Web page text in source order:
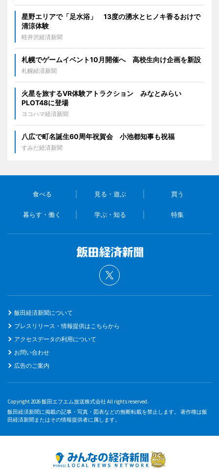
星野エリアで「足水浴」 13度の湧水とヒノキ香るおけで
清涼体験
軽井沢経済新聞
札幌でゲームイベント10月開催へ 高校生向け企画を新設
札幌経済新聞
火星を旅するVR体験アトラクション みなとみらい
PLOT48に登場
ヨコハマ経済新聞
八広で町名誕生60周年祝賀会 小池都知事も祝福
すみだ経済新聞
食べる 見る・遊ぶ 買う
暮らす・働く 学ぶ・知る 特集
飯田経済新聞について
プレスリリース・情報提供はこちらから
アクセスデータの利用について
お問い合わせ
広告のご案内
Copyright 2026 飯田エフエム放送株式会社 All rights reserved.
飯田経済新聞に掲載の記事・写真・図表などの無断転載を禁止します。 著作権は飯
田経済新聞またはその情報提供者に属します。